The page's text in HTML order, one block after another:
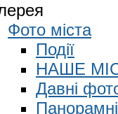
Фото міста
Події
НАШЕ
Давні